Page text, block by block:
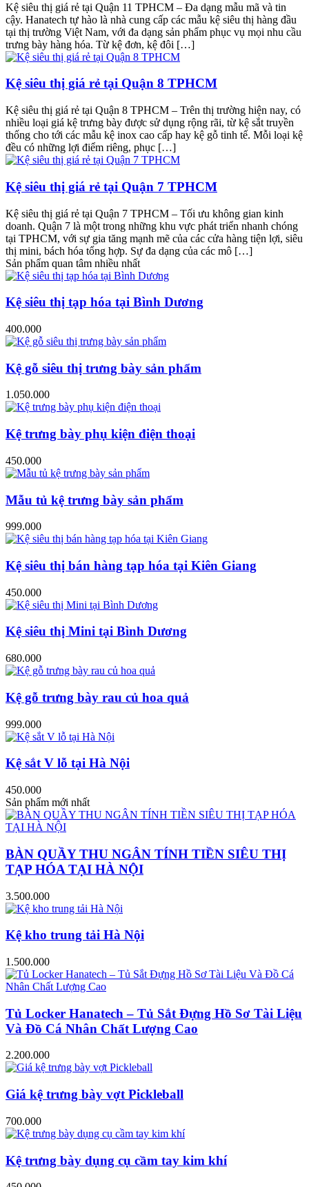
Kệ siêu thị giá rẻ tại Quận 11 TPHCM – Đa dạng mẫu mã và tin
cậy. Hanatech tự hào là nhà cung cấp các mẫu kệ siêu thị hàng đầu
tại thị trường Việt Nam, với đa dạng sản phẩm phục vụ mọi nhu cầu
trưng bày hàng hóa. Từ kệ đơn, kệ đôi […]
Kệ siêu thị giá rẻ tại Quận 8 TPHCM
Kệ siêu thị giá rẻ tại Quận 8 TPHCM – Trên thị trường hiện nay, có
nhiều loại giá kệ trưng bày được sử dụng rộng rãi, từ kệ sắt truyền
thống cho tới các mẫu kệ inox cao cấp hay kệ gỗ tinh tế. Mỗi loại kệ
đều có những lợi điểm riêng, phục […]
Kệ siêu thị giá rẻ tại Quận 7 TPHCM
Kệ siêu thị giá rẻ tại Quận 7 TPHCM – Tối ưu không gian kinh
doanh. Quận 7 là một trong những khu vực phát triển nhanh chóng
tại TPHCM, với sự gia tăng mạnh mẽ của các cửa hàng tiện lợi, siêu
thị mini, bách hóa tổng hợp. Sự đa dạng của các mô […]
Sản phẩm quan tâm nhiều nhất
Kệ siêu thị tạp hóa tại Bình Dương
400.000
Kệ gỗ siêu thị trưng bày sản phẩm
1.050.000
Kệ trưng bày phụ kiện điện thoại
450.000
Mẫu tủ kệ trưng bày sản phẩm
999.000
Kệ siêu thị bán hàng tạp hóa tại Kiên Giang
450.000
Kệ siêu thị Mini tại Bình Dương
680.000
Kệ gỗ trưng bày rau củ hoa quả
999.000
Kệ sắt V lỗ tại Hà Nội
450.000
Sản phẩm mới nhất
BÀN QUẦY THU NGÂN TÍNH TIỀN SIÊU THỊ
TẠP HÓA TẠI HÀ NỘI
3.500.000
Kệ kho trung tải Hà Nội
1.500.000
Tủ Locker Hanatech – Tủ Sắt Đựng Hồ Sơ Tài Liệu
Và Đồ Cá Nhân Chất Lượng Cao
2.200.000
Giá kệ trưng bày vợt Pickleball
700.000
Kệ trưng bày dụng cụ cầm tay kim khí